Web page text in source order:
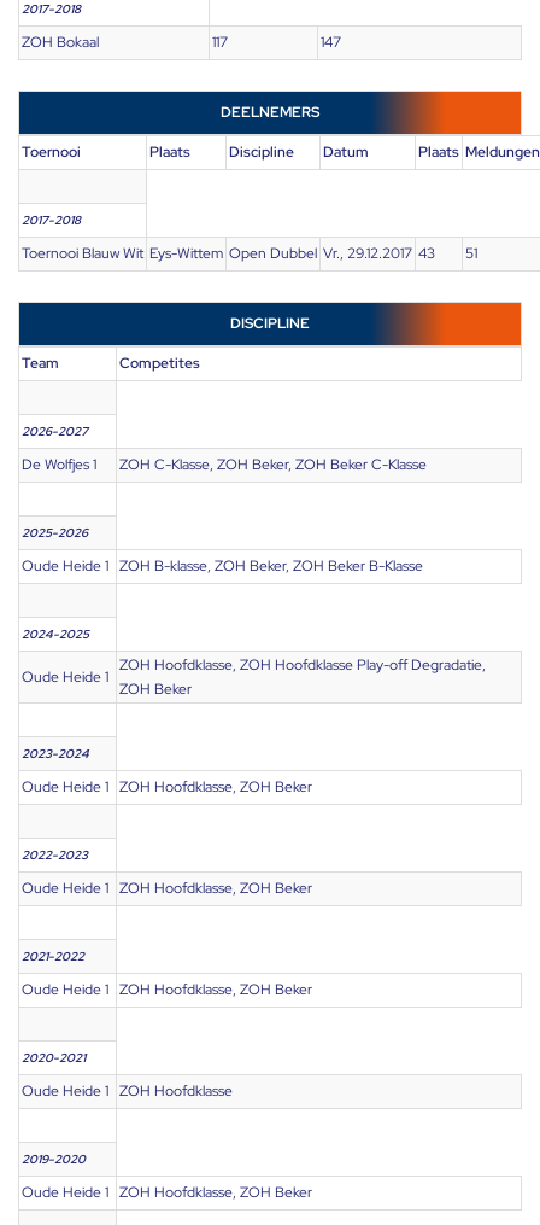
2017-2018
ZOH Bokaal 117 147
DEELNEMERS
Toernooi Plaats Discipline Datum Plaats Meldungen
2017-2018
Toernooi Blauw Wit Eys-Wittem Open Dubbel Vr., 29.12.2017 43 51
DISCIPLINE
Team Competites
2026-2027
De Wolfjes 1 ZOH C-Klasse, ZOH Beker, ZOH Beker C-Klasse
2025-2026
Oude Heide 1 ZOH B-klasse, ZOH Beker, ZOH Beker B-Klasse
2024-2025
Oude Heide 1
ZOH Hoofdklasse, ZOH Hoofdklasse Play-off Degradatie,
ZOH Beker
2023-2024
Oude Heide 1 ZOH Hoofdklasse, ZOH Beker
2022-2023
Oude Heide 1 ZOH Hoofdklasse, ZOH Beker
2021-2022
Oude Heide 1 ZOH Hoofdklasse, ZOH Beker
2020-2021
Oude Heide 1 ZOH Hoofdklasse
2019-2020
Oude Heide 1 ZOH Hoofdklasse, ZOH Beker